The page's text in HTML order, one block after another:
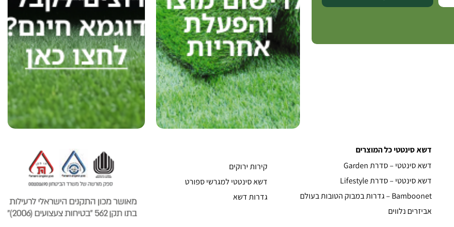
דשא סינטטי כל המוצרים
דשא סינטטי – סדרת Garden
דשא סינטטי – סדרת Lifestyle
Bamboonet – גדרות במבוק הטובות בעולם
אביזרים נלווים
קירות ירוקים
דשא סינטטי למגרשי ספורט
גדרות דשא